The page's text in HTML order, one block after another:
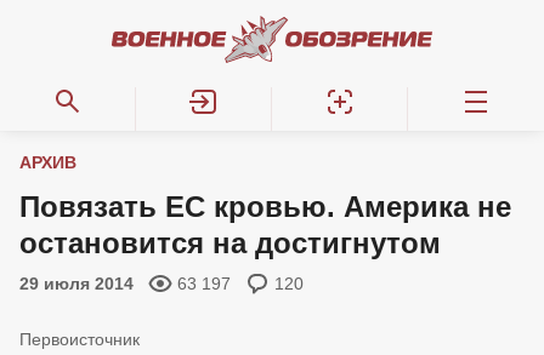
АРХИВ
Повязать ЕС кровью. Америка не
остановится на достигнутом
29 июля 2014 63 197 120